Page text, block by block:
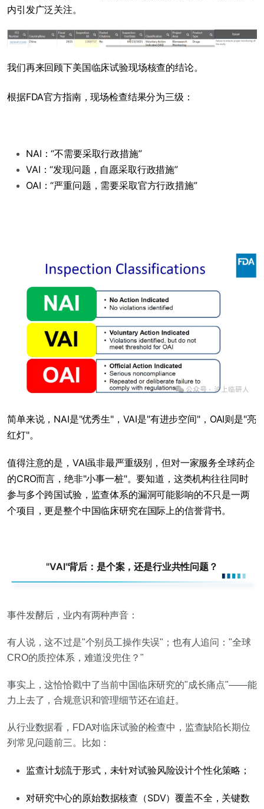
内引发广泛关注。
我们再来回顾下美国临床试验现场核查的结论。
根据FDA官方指南，现场检查结果分为三级：
NAI：“不需要采取行政措施”
VAI：“发现问题，自愿采取行政措施”
OAI：“严重问题，需要采取官方行政措施”
简单来说，NAI是"优秀生"，VAI是"有进步空间"，OAI则是"亮
红灯"。
值得注意的是，VAI虽非最严重级别，但对一家服务全球药企
的CRO而言，绝非"小事一桩"。要知道，这类机构往往同时
参与多个跨国试验，监查体系的漏洞可能影响的不只是一两
个项目，更是整个中国临床研究在国际上的信誉背书。
"VAI"背后：是个案，还是行业共性问题？
事件发酵后，业内有两种声音：
有人说，这不过是"个别员工操作失误"；也有人追问："全球
CRO的质控体系，难道没兜住？"
事实上，这恰恰戳中了当前中国临床研究的"成长痛点"——能
力上去了，合规意识和管理细节还在追赶。
从行业数据看，FDA对临床试验的检查中， 监查缺陷长期位
列常见问题前三。比如：
监查计划流于形式，未针对试验风险设计个性化策略；
对研究中心的原始数据核查（SDV）覆盖不全，关键数